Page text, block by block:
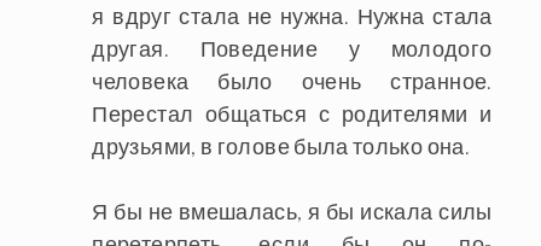
я вдруг стала не нужна. Нужна стала
другая. Поведение у молодого
человека было очень странное.
Перестал общаться с родителями и
друзьями, в голове была только она.
Я бы не вмешалась, я бы искала силы